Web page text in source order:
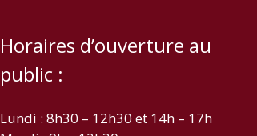
Horaires d’ouverture au
public :
Lundi : 8h30 – 12h30 et 14h – 17h